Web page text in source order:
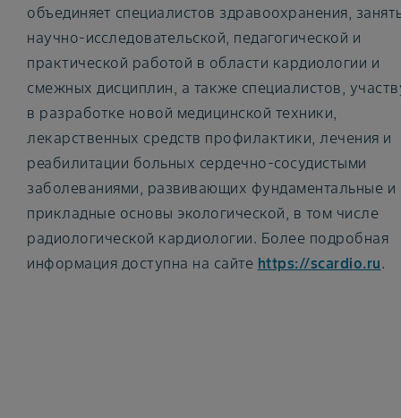
объединяет специалистов здравоохранения,
научно-исследовательской, педагогической и
практической работой в области кардиологии и
смежных дисциплин, а также специалистов,
в разработке новой медицинской техники,
лекарственных средств профилактики, лечения и
реабилитации больных сердечно-сосудистыми
заболеваниями, развивающих фундаментальные и
прикладные основы экологической, в том числе
радиологической кардиологии. Более подробная
информация доступна на сайте https://scardio.ru.